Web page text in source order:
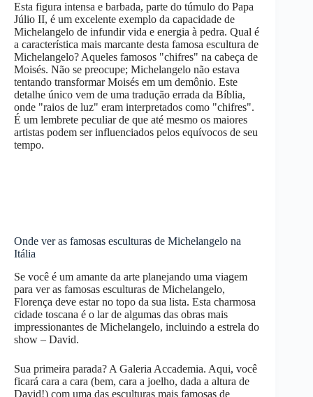
Esta figura intensa e barbada, parte do túmulo do Papa
Júlio II, é um excelente exemplo da capacidade de
Michelangelo de infundir vida e energia à pedra. Qual é
a característica mais marcante desta famosa escultura de
Michelangelo? Aqueles famosos "chifres" na cabeça de
Moisés. Não se preocupe; Michelangelo não estava
tentando transformar Moisés em um demônio. Este
detalhe único vem de uma tradução errada da Bíblia,
onde "raios de luz" eram interpretados como "chifres".
É um lembrete peculiar de que até mesmo os maiores
artistas podem ser influenciados pelos equívocos de seu
tempo.
Onde ver as famosas esculturas de Michelangelo na
Itália
Se você é um amante da arte planejando uma viagem
para ver as famosas esculturas de Michelangelo,
Florença deve estar no topo da sua lista. Esta charmosa
cidade toscana é o lar de algumas das obras mais
impressionantes de Michelangelo, incluindo a estrela do
show – David.
Sua primeira parada? A Galeria Accademia. Aqui, você
ficará cara a cara (bem, cara a joelho, dada a altura de
David!) com uma das esculturas mais famosas de